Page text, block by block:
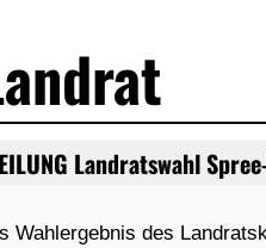
Landratswahl
Wahlergebnis des